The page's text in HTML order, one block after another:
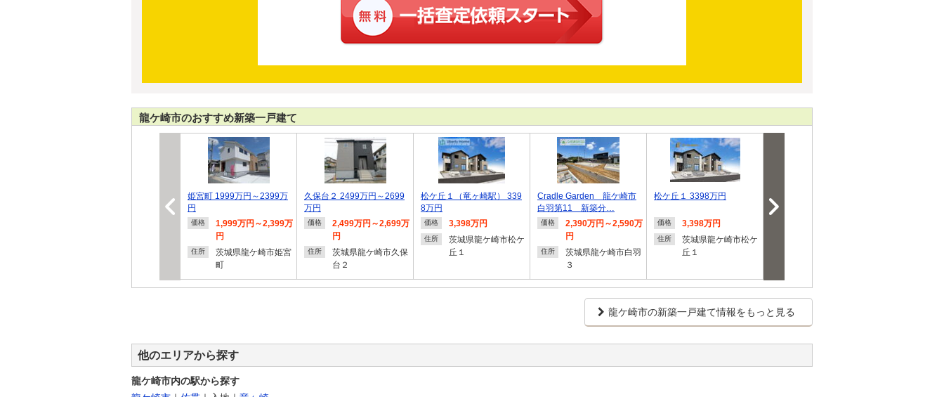
龍ケ崎市のおすすめ新築一戸建て
姫宮町 1999万円～2399万
円
価格
1,999万円～2,399万
円
住所
茨城県龍ケ崎市姫宮
町
久保台２ 2499万円～2699
万円
価格
2,499万円～2,699万
円
住所
茨城県龍ケ崎市久保
台２
松ケ丘１（竜ヶ崎駅） 339
8万円
価格 3,398万円
住所
茨城県龍ケ崎市松ケ
丘１
Cradle Garden 龍ケ崎市
白羽第11 新築分…
価格
2,390万円～2,590万
円
住所
茨城県龍ケ崎市白羽
３
松ケ丘１ 3398万円
価格 3,398万円
住所
茨城県龍ケ崎市松ケ
丘１
円
龍ケ崎市の新築一戸建て情報をもっと見る
他のエリアから探す
龍ケ崎市内の駅から探す